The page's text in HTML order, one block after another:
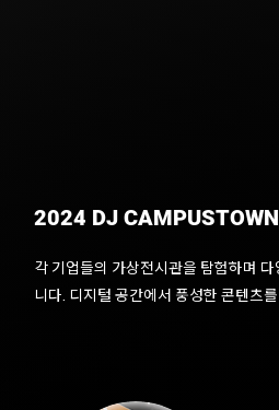
2024 DJ CAMPUSTOWN
각 기업들의 가상전시관을 탐험하며
니다. 디지털 공간에서 풍성한 콘텐츠